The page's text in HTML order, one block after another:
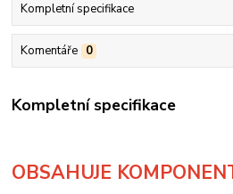
Kompletní specifikace
Komentáře 0
Kompletní specifikace
OBSAHUJE